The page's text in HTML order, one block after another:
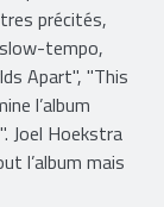
précités,
tempo,
Apart", "This
l’album
Joel Hoekstra
l’album mais